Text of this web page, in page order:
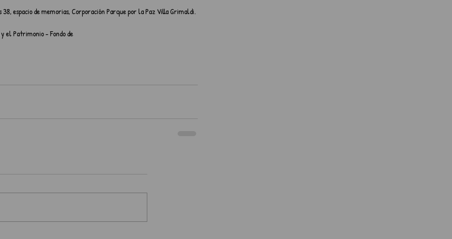
espacio de memorias, Corporación Parque por la Paz Villa Grimaldi.
el Patrimonio - Fondo de